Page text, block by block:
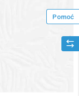
Pomoć